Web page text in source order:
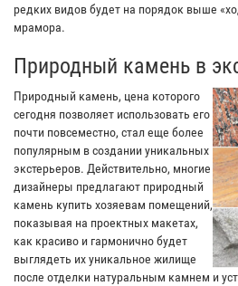
редких видов будет на порядок выше
мрамора.
Природный камень в
Природный камень, цена которого
сегодня позволяет использовать его
почти повсеместно, стал еще более
популярным в создании уникальных
экстерьеров. Действительно, многие
дизайнеры предлагают природный
камень купить хозяевам помещений,
показывая на проектных макетах,
как красиво и гармонично будет
выглядеть их уникальное жилище
после отделки натуральным камнем и